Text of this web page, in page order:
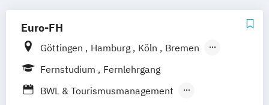
Euro-FH
Göttingen Hamburg Köln
Bremen
Berlin
Frankfurt am Main
Fernstudium
Fernlehrgang
BWL & Tourismusmanagement